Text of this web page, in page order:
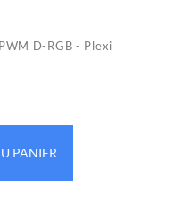
D-RGB - Plexi
PANIER